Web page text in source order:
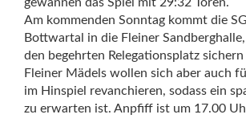
Am kommenden Sonntag kommt die
Bottwartal in die Fleiner
den begehrten Relegationsplatz
Fleiner Mädels wollen sich aber auch
im Hinspiel revanchieren, sodass ein
zu erwarten ist. Anpfiff ist um 17.00